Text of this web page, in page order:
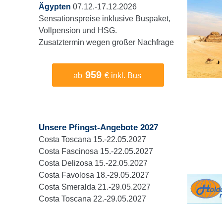
Ägypten 07.12.-17.12.2026
Sensationspreise inklusive Buspaket,
Vollpension und HSG.
Zusatztermin wegen großer Nachfrage
ab959 € inkl. Bus
Unsere Pfingst-Angebote 2027
Costa Toscana 15.-22.05.2027
Costa Fascinosa 15.-22.05.2027
Costa Delizosa 15.-22.05.2027
Costa Favolosa 18.-29.05.2027
Costa Smeralda 21.-29.05.2027
Costa Toscana 22.-29.05.2027